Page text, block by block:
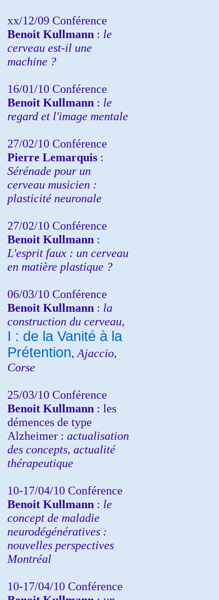
xx/12/09 Conférence
Benoit Kullmann : le
cerveau est-il une
machine ?
16/01/10 Conférence
Benoit Kullmann : le
regard et l'image mentale
27/02/10 Conférence
Pierre Lemarquis :
Sérénade pour un
cerveau musicien :
plasticité neuronale
27/02/10 Conférence
Benoit Kullmann :
L'esprit faux : un cerveau
en matière plastique ?
06/03/10 Conférence
Benoit Kullmann : la
construction du cerveau,
I : de la Vanité à la
Prétention, Ajaccio,
Corse
25/03/10 Conférence
Benoit Kullmann : les
démences de type
Alzheimer : actualisation
des concepts, actualité
thérapeutique
10-17/04/10 Conférence
Benoit Kullmann : le
concept de maladie
neurodégénératives :
nouvelles perspectives
Montréal
10-17/04/10 Conférence